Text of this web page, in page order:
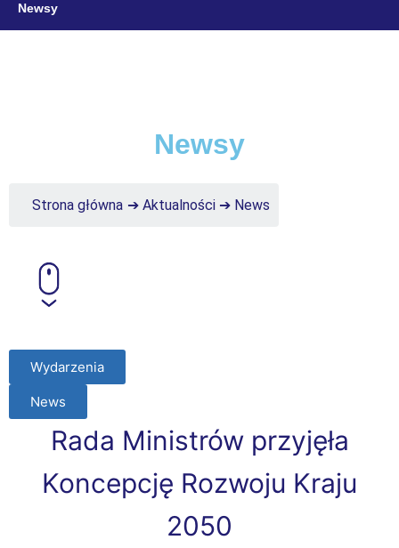
Newsy
Newsy
Strona główna ➔ Aktualności ➔ News
Wydarzenia
News
Rada Ministrów przyjęła
Koncepcję Rozwoju Kraju
2050